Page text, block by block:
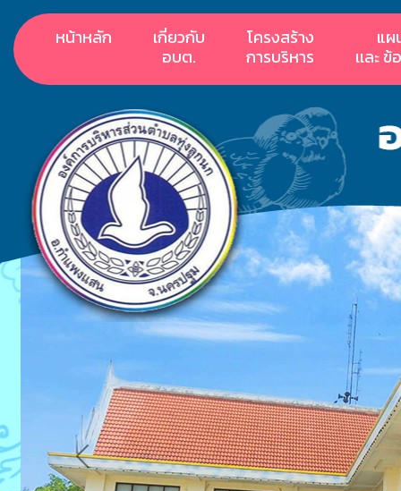
หน้าหลัก
เกี่ยวกับ
อบต.
โครงสร้าง
การบริหาร
แผ
เเละ
Previous